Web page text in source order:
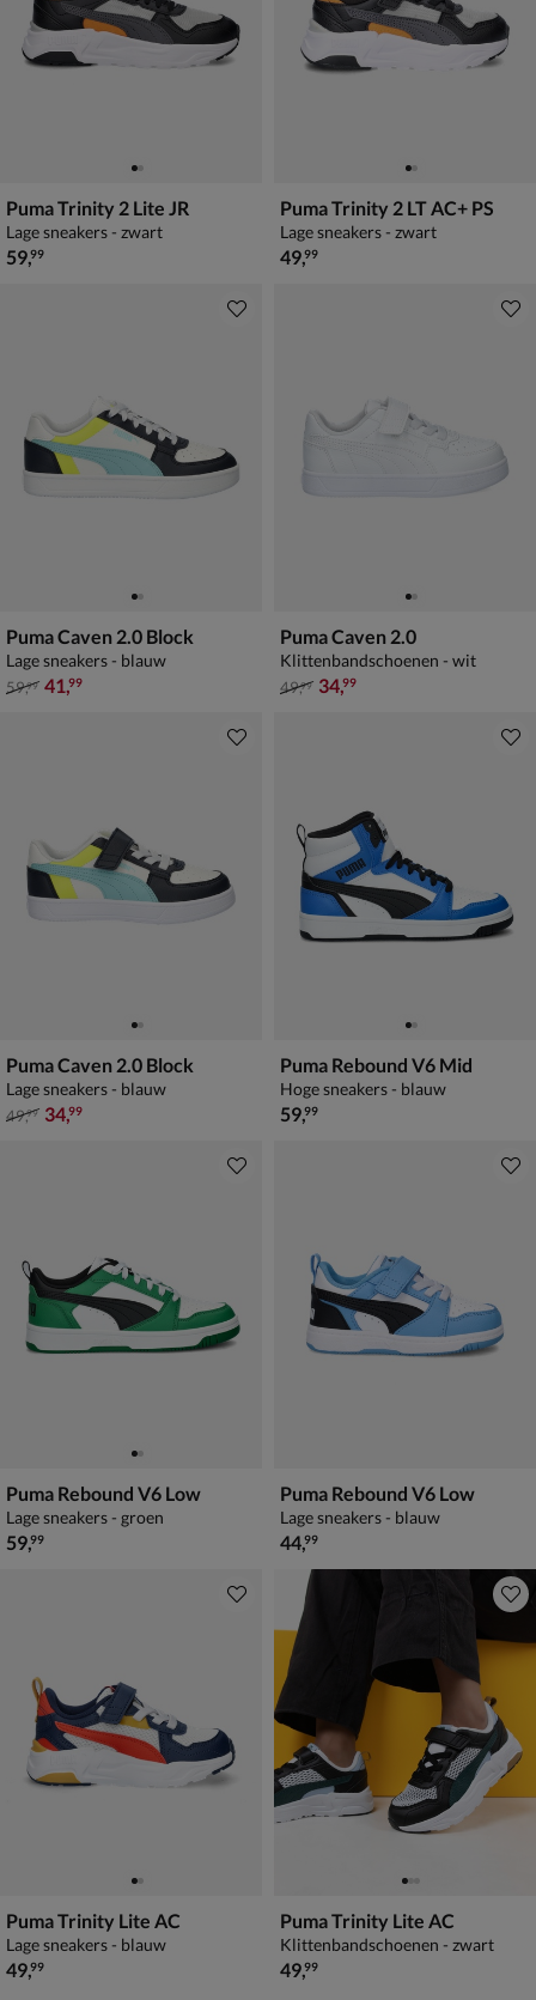
Puma Trinity 2 Lite JR
Lage sneakers - zwart
€ 59,99
59,99
Puma Trinity 2 LT AC+ PS
Lage sneakers - zwart
€ 49,99
49,99
Puma Caven 2.0 Block
Lage sneakers - blauw
van € 59,99 voor € 41,99
59,99 41,99
Puma Caven 2.0
Klittenbandschoenen - wit
van € 49,99 voor € 34,99
49,99 34,99
Puma Caven 2.0 Block
Lage sneakers - blauw
van € 49,99 voor € 34,99
49,99 34,99
Puma Rebound V6 Mid
Hoge sneakers - blauw
€ 59,99
59,99
Puma Rebound V6 Low
Lage sneakers - groen
€ 59,99
59,99
Puma Rebound V6 Low
Lage sneakers - blauw
€ 44,99
44,99
Puma Trinity Lite AC
Lage sneakers - blauw
€ 49,99
49,99
Puma Trinity Lite AC
Klittenbandschoenen - zwart
€ 49,99
49,99